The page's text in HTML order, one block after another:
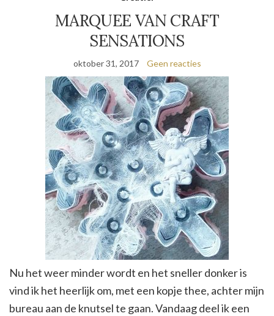
MARQUEE VAN CRAFT
SENSATIONS
oktober 31, 2017 Geen reacties
Nu het weer minder wordt en het sneller donker is
vind ik het heerlijk om, met een kopje thee, achter mijn
bureau aan de knutsel te gaan. Vandaag deel ik een